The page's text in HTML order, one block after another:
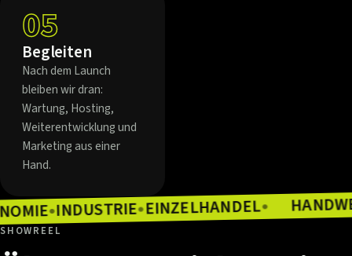
05
Begleiten
Nach dem Launch
bleiben wir dran:
Wartung, Hosting,
Weiterentwicklung und
Marketing aus einer
Hand.
●INDUSTRIE●EINZELHANDEL●
SHOWREEL